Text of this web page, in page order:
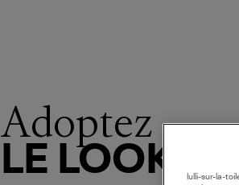
Adoptez
LE LOOK
lulli-sur-la-